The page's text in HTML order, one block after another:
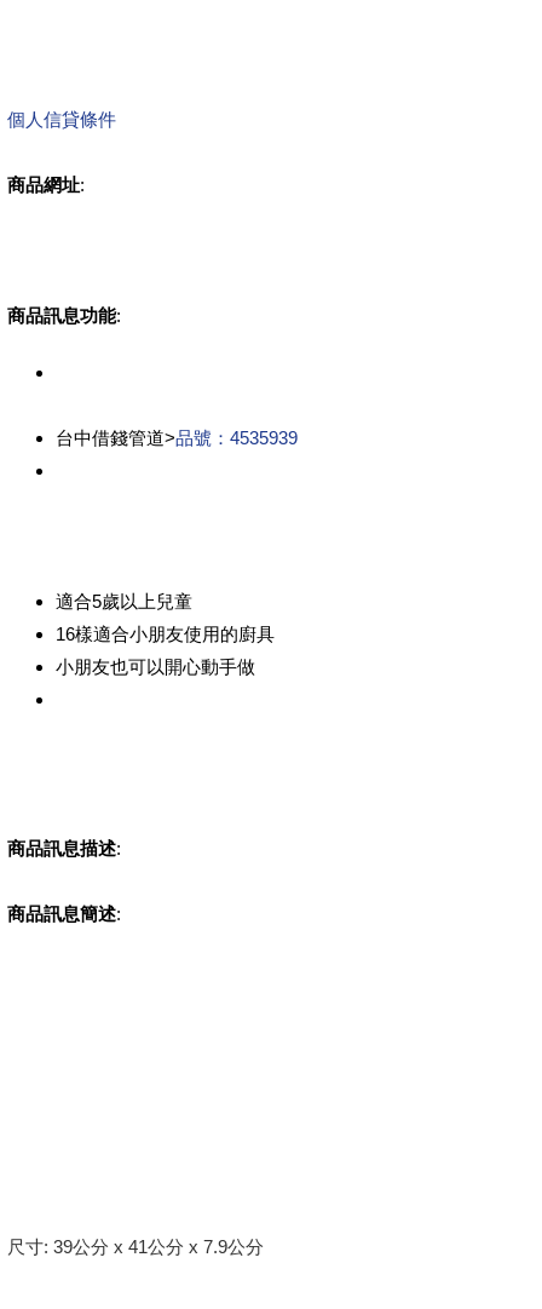
個人信貸條件
商品網址:
商品訊息功能:
台中借錢管道>品號：4535939
適合5歲以上兒童
16樣適合小朋友使用的廚具
小朋友也可以開心動手做
商品訊息描述:
商品訊息簡述:
尺寸: 39公分 x 41公分 x 7.9公分